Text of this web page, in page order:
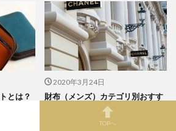
とは？
は？
2020年3月24日
財布（メンズ）カテゴリ別おすす
めランキングを作成！
TOPへ